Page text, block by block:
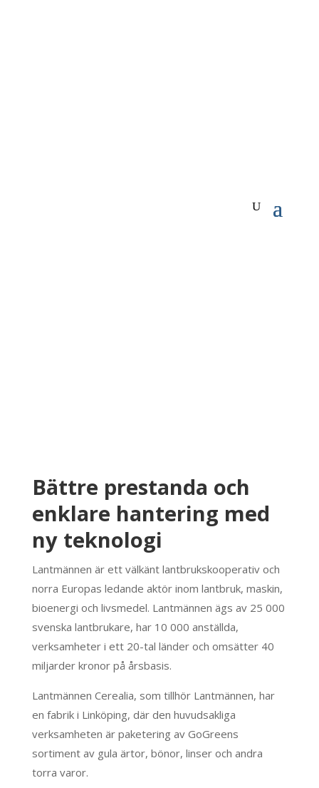
Bättre prestanda och
enklare hantering med
ny teknologi
Lantmännen är ett välkänt lantbrukskooperativ och
norra Europas ledande aktör inom lantbruk, maskin,
bioenergi och livsmedel. Lantmännen ägs av 25 000
svenska lantbrukare, har 10 000 anställda,
verksamheter i ett 20-tal länder och omsätter 40
miljarder kronor på årsbasis.
Lantmännen Cerealia, som tillhör Lantmännen, har
en fabrik i Linköping, där den huvudsakliga
verksamheten är paketering av GoGreens
sortiment av gula ärtor, bönor, linser och andra
torra varor.